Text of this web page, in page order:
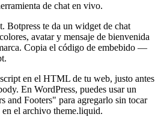
de chat en vivo.
Botpress te da un widget de chat
avatar y mensaje de bienvenida
Copia el código de embebido —
en el HTML de tu web, justo antes
En WordPress, puedes usar un
and Footers" para agregarlo sin tocar
el archivo theme.liquid.